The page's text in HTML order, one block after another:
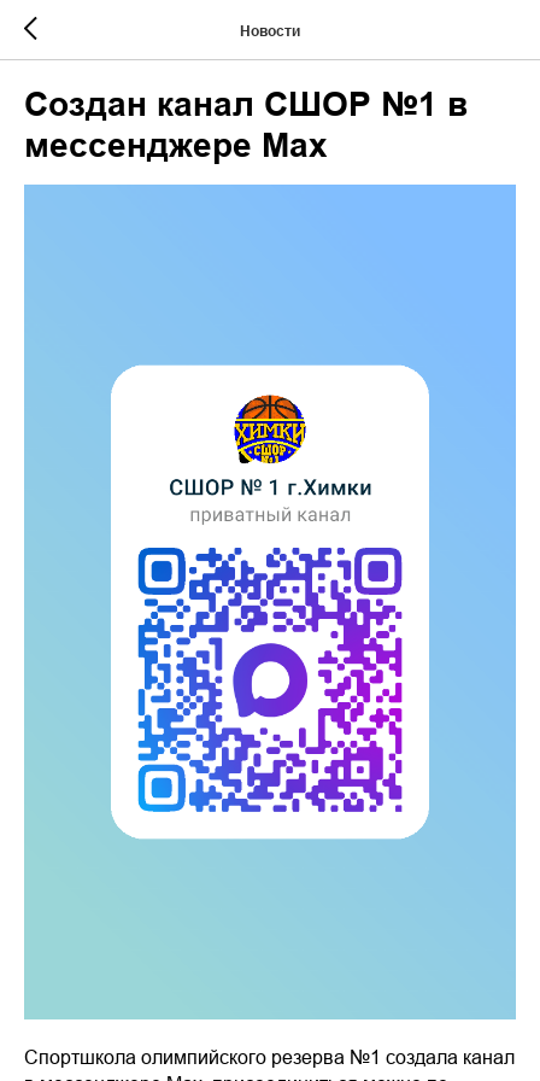
Новости
Создан канал СШОР №1 в
мессенджере Мах
Спортшкола олимпийского резерва №1 создала канал